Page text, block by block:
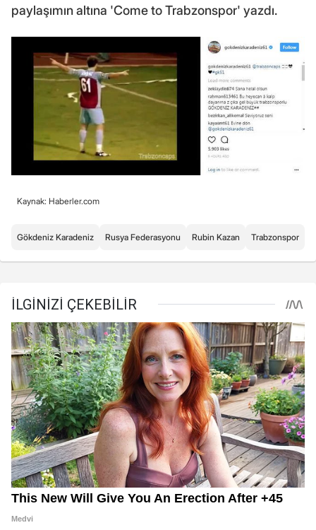
paylaşımın altına 'Come to Trabzonspor' yazdı.
Kaynak: Haberler.com
Gökdeniz Karadeniz Rusya Federasyonu Rubin Kazan Trabzonspor